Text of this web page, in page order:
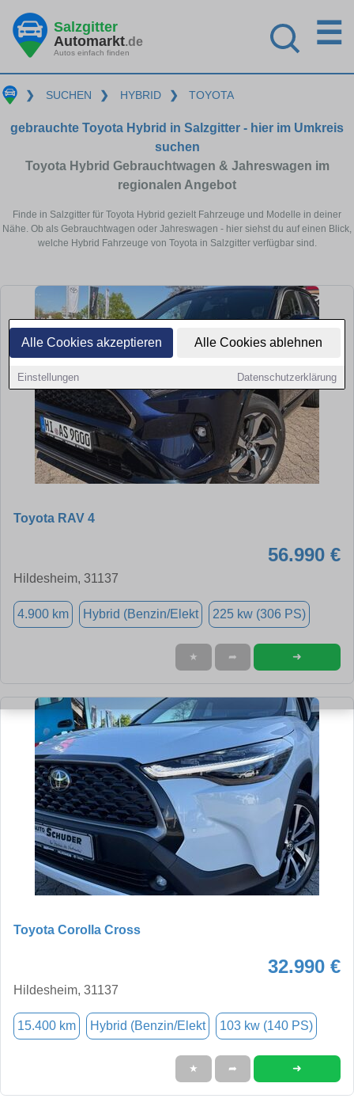
Alle Cookies akzeptieren Alle Cookies ablehnen
Einstellungen Datenschutzerklärung
Salzgitter
Automarkt.de
Autos einfach finden
☰
❯ SUCHEN ❯ HYBRID ❯ TOYOTA
gebrauchte Toyota Hybrid in Salzgitter - hier im Umkreis
suchen
Toyota Hybrid Gebrauchtwagen & Jahreswagen im
regionalen Angebot
Finde in Salzgitter für Toyota Hybrid gezielt Fahrzeuge und Modelle in deiner
Nähe. Ob als Gebrauchtwagen oder Jahreswagen - hier siehst du auf einen Blick,
welche Hybrid Fahrzeuge von Toyota in Salzgitter verfügbar sind.
Toyota RAV 4
56.990 €
Hildesheim, 31137
4.900 km Hybrid (Benzin/Elekt 225 kw (306 PS)
★ ➦ ➜
Toyota Corolla Cross
32.990 €
Hildesheim, 31137
15.400 km Hybrid (Benzin/Elekt 103 kw (140 PS)
★ ➦ ➜